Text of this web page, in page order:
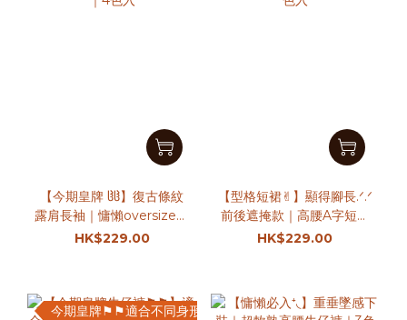
【今期皇牌 ჱ̒ჱ̒】復古條紋
露肩長袖｜慵懶oversize上
衣｜4色入
HK$229.00
【型格短裙✌︎】顯得腳長.ᐟ.ᐟ
前後遮掩款｜高腰A字短裙
｜3色入
HK$229.00
今期皇牌⚑⚑適合不同身形